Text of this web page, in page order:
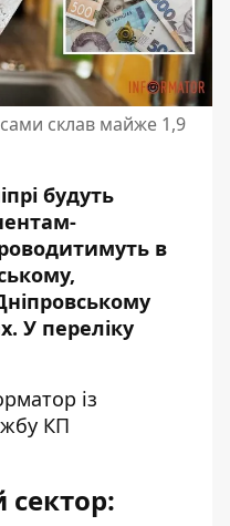
склав майже 1,9
будуть
в
У переліку
із
КП